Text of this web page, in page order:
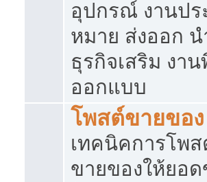
อุปกรณ์ งานป
หมาย ส่งออก น
ธุรกิจเสริม งา
ออกแบบ
โพสต์ขายของ
เทคนิคการโพ
ขายของให้ยอ